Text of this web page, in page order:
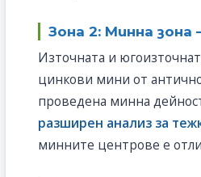
Зона 2: Минна
Източната и
цинкови мини от
проведена минна
разширен анализ за
минните центрове е